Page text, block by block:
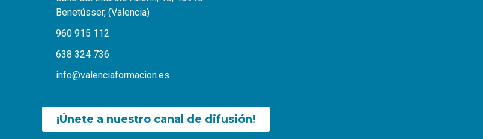
Benetússer, (Valencia)
960 915 112
638 324 736
info@valenciaformacion.es
¡Únete a nuestro canal de difusión!